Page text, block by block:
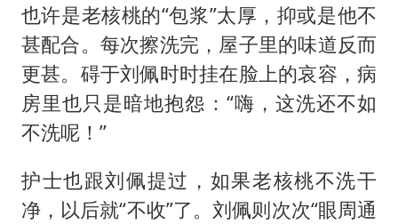
也许是老核桃的“包浆”太厚，抑或是他不
甚配合。每次擦洗完，屋子里的味道反而
更甚。碍于刘佩时时挂在脸上的哀容，病
房里也只是暗地抱怨：“嗨，这洗还不如
不洗呢！”
护士也跟刘佩提过，如果老核桃不洗干
净，以后就“不收”了。刘佩则次次“眼周通